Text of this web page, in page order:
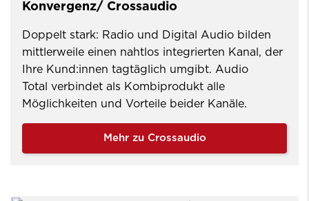
Konvergenz/ Crossaudio
Doppelt stark: Radio und Digital Audio bilden
mittlerweile einen nahtlos integrierten Kanal, der
Ihre Kund:innen tagtäglich umgibt. Audio
Total verbindet als Kombiprodukt alle
Möglichkeiten und Vorteile beider Kanäle.
Mehr zu Crossaudio